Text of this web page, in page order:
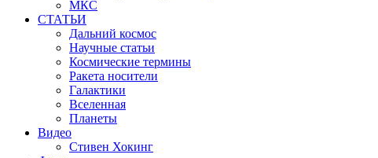
МКС
СТАТЬИ
Дальний космос
Научные статьи
Космические термины
Ракета носители
Галактики
Вселенная
Планеты
Видео
Стивен Хокинг